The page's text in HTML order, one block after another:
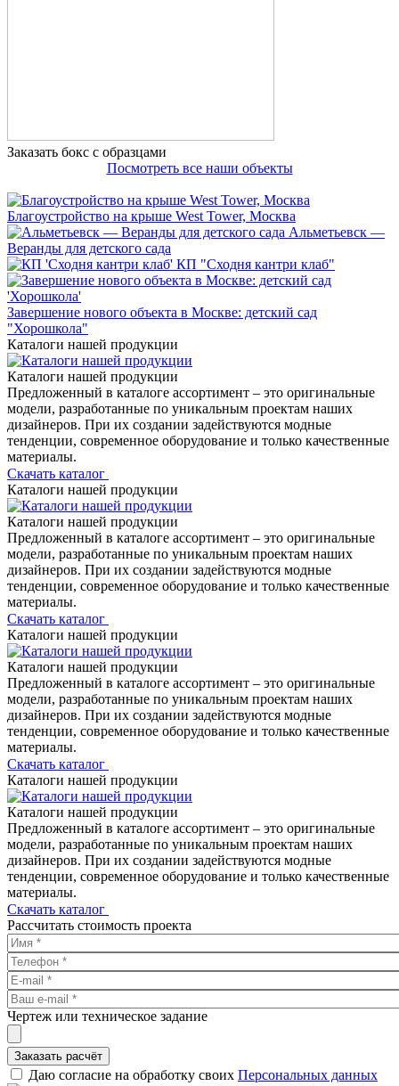
Заказать бокс с образцами
Посмотреть все наши объекты
Благоустройство на крыше West Tower, Москва
Альметьевск —
Веранды для детского сада
КП "Сходня кантри клаб"
Завершение нового объекта в Москве: детский сад
"Хорошкола"
Каталоги нашей продукции
Каталоги нашей продукции
Предложенный в каталоге ассортимент – это оригинальные
модели, разработанные по уникальным проектам наших
дизайнеров. При их создании задействуются модные
тенденции, современное оборудование и только качественные
материалы.
Скачать каталог
Каталоги нашей продукции
Каталоги нашей продукции
Предложенный в каталоге ассортимент – это оригинальные
модели, разработанные по уникальным проектам наших
дизайнеров. При их создании задействуются модные
тенденции, современное оборудование и только качественные
материалы.
Скачать каталог
Каталоги нашей продукции
Каталоги нашей продукции
Предложенный в каталоге ассортимент – это оригинальные
модели, разработанные по уникальным проектам наших
дизайнеров. При их создании задействуются модные
тенденции, современное оборудование и только качественные
материалы.
Скачать каталог
Каталоги нашей продукции
Каталоги нашей продукции
Предложенный в каталоге ассортимент – это оригинальные
модели, разработанные по уникальным проектам наших
дизайнеров. При их создании задействуются модные
тенденции, современное оборудование и только качественные
материалы.
Скачать каталог
Рассчитать стоимость проекта
Чертеж или техническое задание
Заказать расчёт
Даю согласие на обработку своих Персональных данных